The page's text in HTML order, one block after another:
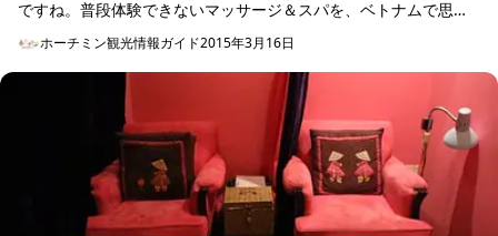
ですね。普段体験できないマッサージ＆スパを、ベトナムで思う
存分満喫したい方は、今回紹介するマッサージ店を参考にしてみ
てはいかがですか。 ...
ホーチミン観光情報ガイド2015年3月16日